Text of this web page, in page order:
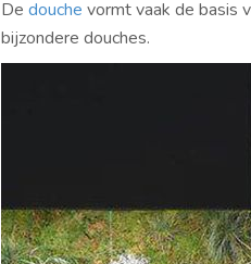
De douche vormt vaak de basis
bijzondere douches.